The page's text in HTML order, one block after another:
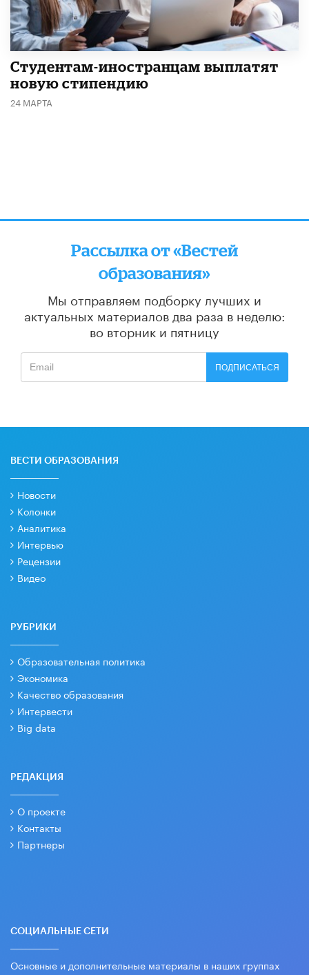
Студентам-иностранцам выплатят
новую стипендию
24 МАРТА
Рассылка от «Вестей
образования»
Мы отправляем подборку лучших и
актуальных материалов два раза в неделю:
во вторник и пятницу
ПОДПИСАТЬСЯ
ВЕСТИ ОБРАЗОВАНИЯ
Новости
Колонки
Аналитика
Интервью
Рецензии
Видео
РУБРИКИ
Образовательная политика
Экономика
Качество образования
Интервести
Big data
РЕДАКЦИЯ
О проекте
Контакты
Партнеры
СОЦИАЛЬНЫЕ СЕТИ
Основные и дополнительные материалы в наших группах